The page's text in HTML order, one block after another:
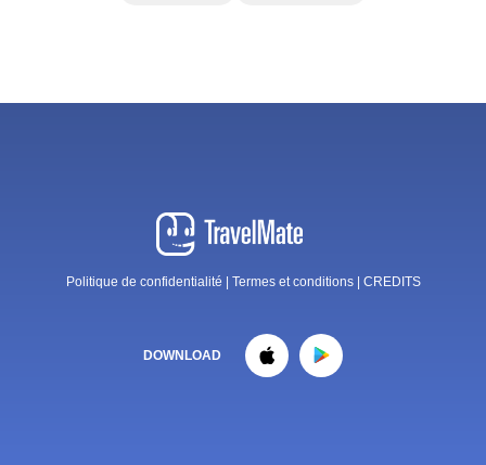
Politique de confidentialité Termes et conditions CREDITS
DOWNLOAD